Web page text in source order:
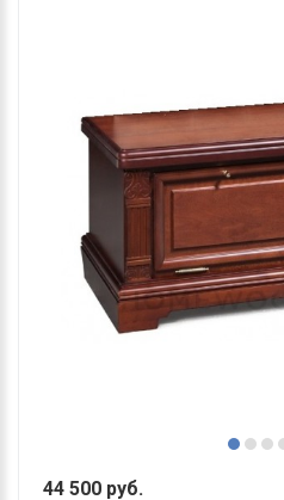
44 500 руб.